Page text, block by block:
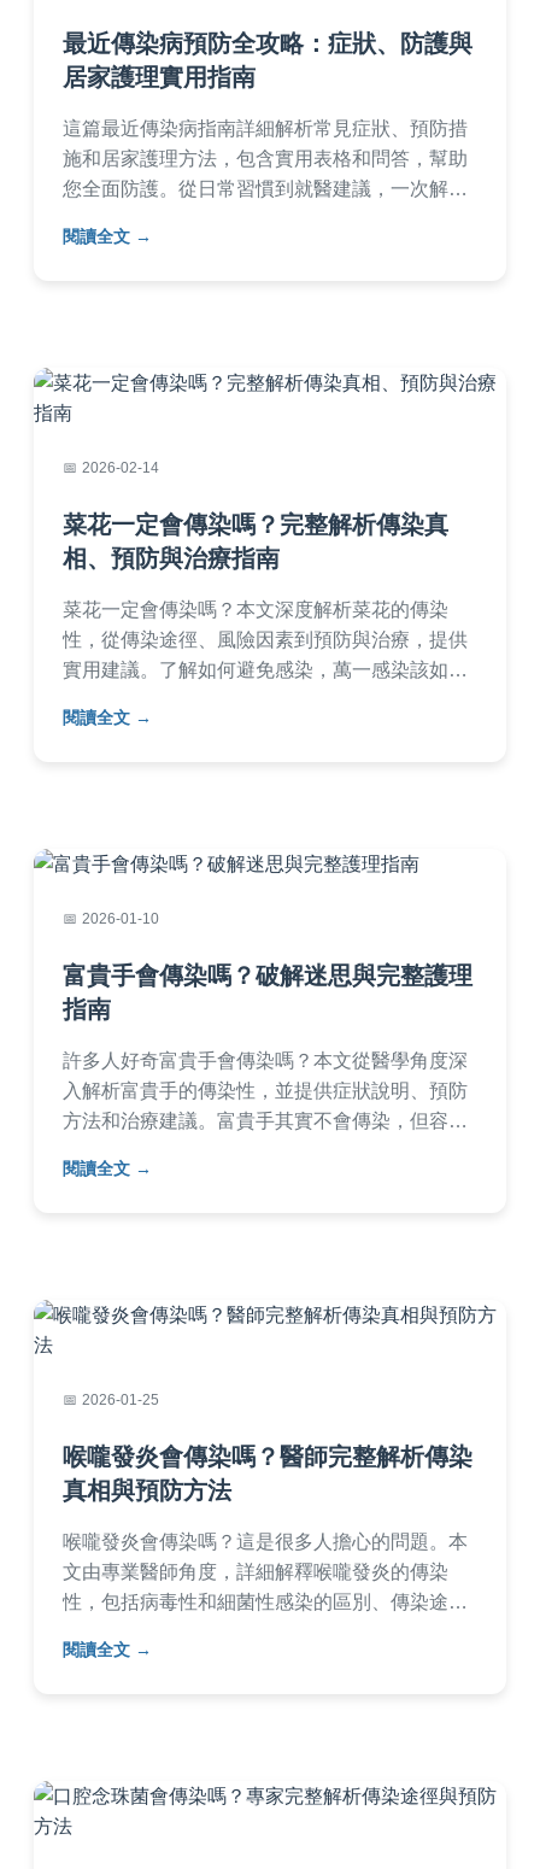
最近傳染病預防全攻略：症狀、防護與
居家護理實用指南
這篇最近傳染病指南詳細解析常見症狀、預防措
施和居家護理方法，包含實用表格和問答，幫助
您全面防護。從日常習慣到就醫建議，一次解決
閱讀全文
2026-02-14
菜花一定會傳染嗎？完整解析傳染真
相、預防與治療指南
菜花一定會傳染嗎？本文深度解析菜花的傳染
性，從傳染途徑、風險因素到預防與治療，提供
實用建議。了解如何避免感染，萬一感染該如何
閱讀全文
2026-01-10
富貴手會傳染嗎？破解迷思與完整護理
指南
許多人好奇富貴手會傳染嗎？本文從醫學角度深
入解析富貴手的傳染性，並提供症狀說明、預防
方法和治療建議。富貴手其實不會傳染，但容易
善。文中包含常見問答和實用技巧，幫助您徹底
閱讀全文
2026-01-25
喉嚨發炎會傳染嗎？醫師完整解析傳染
真相與預防方法
喉嚨發炎會傳染嗎？這是很多人擔心的問題。本
文由專業醫師角度，詳細解釋喉嚨發炎的傳染
性，包括病毒性和細菌性感染的區別、傳染途
家庭護理、就醫時機等實用資訊，幫助你徹底了
閱讀全文